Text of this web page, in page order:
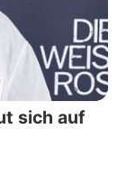
sich auf